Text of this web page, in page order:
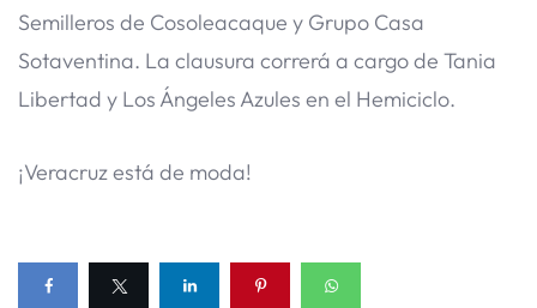
Semilleros de Cosoleacaque y Grupo Casa
Sotaventina. La clausura correrá a cargo de Tania
Libertad y Los Ángeles Azules en el Hemiciclo.
¡Veracruz está de moda!